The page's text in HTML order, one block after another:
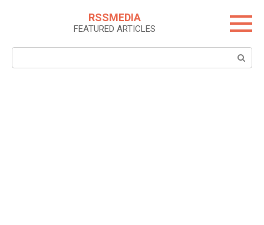
RSSMEDIA
FEATURED ARTICLES
Search: